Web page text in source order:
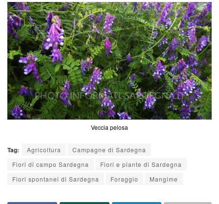
Veccia pelosa
Tag: Agricoltura
Campagne di Sardegna
Fiori di campo Sardegna
Fiori e piante di Sardegna
Fiori spontanei di Sardegna
Foraggio Mangime